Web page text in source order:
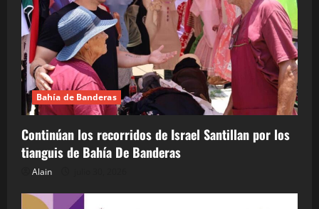
Bahía de Banderas
Continúan los recorridos de Israel Santillan por los
tianguis de Bahía De Banderas
Alain